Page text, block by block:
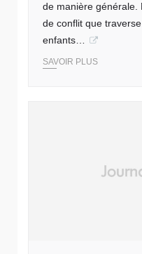
de manière générale.
de conflit que
enfants…
SAVOIR PLUS